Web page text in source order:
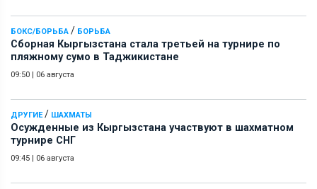
БОКС/БОРЬБА / БОРЬБА
Сборная Кыргызстана стала третьей на турнире по
пляжному сумо в Таджикистане
09:50 06 августа
ДРУГИЕ/ ШАХМАТЫ
Осужденные из Кыргызстана участвуют в шахматном
турнире СНГ
09:45 06 августа